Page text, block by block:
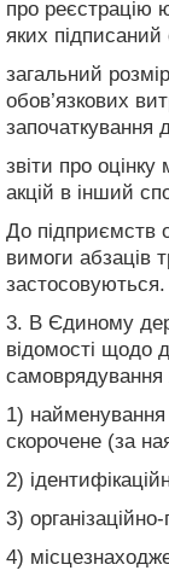
про реєстрацію
яких підписаний
загальний
обов’язкових
започаткування
звіти про
акцій в інший
До підприємств
вимоги абзаців
застосовуються.
3. В Єдиному
відомості щодо
1)
скорочене (за
2)
3)
4)